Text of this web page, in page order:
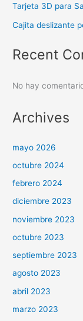
Tarjeta 3D para
Cajita deslizante
Recent
No hay
Archives
mayo 2026
octubre 2024
febrero 2024
diciembre 2023
noviembre 2023
octubre 2023
septiembre 2023
agosto 2023
abril 2023
marzo 2023